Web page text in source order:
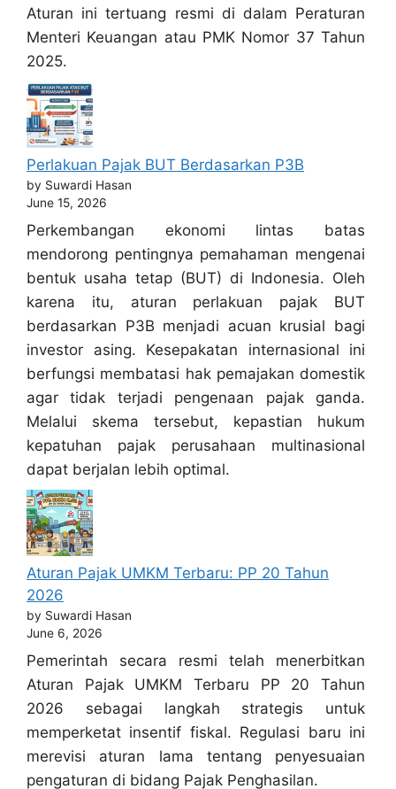
Aturan ini tertuang resmi di dalam Peraturan
Menteri Keuangan atau PMK Nomor 37 Tahun
2025.
Perlakuan Pajak BUT Berdasarkan P3B
by Suwardi Hasan
June 15, 2026
Perkembangan ekonomi lintas batas
mendorong pentingnya pemahaman mengenai
bentuk usaha tetap (BUT) di Indonesia. Oleh
karena itu, aturan perlakuan pajak BUT
berdasarkan P3B menjadi acuan krusial bagi
investor asing. Kesepakatan internasional ini
berfungsi membatasi hak pemajakan domestik
agar tidak terjadi pengenaan pajak ganda.
Melalui skema tersebut, kepastian hukum
kepatuhan pajak perusahaan multinasional
dapat berjalan lebih optimal.
Aturan Pajak UMKM Terbaru: PP 20 Tahun
2026
by Suwardi Hasan
June 6, 2026
Pemerintah secara resmi telah menerbitkan
Aturan Pajak UMKM Terbaru PP 20 Tahun
2026 sebagai langkah strategis untuk
memperketat insentif fiskal. Regulasi baru ini
merevisi aturan lama tentang penyesuaian
pengaturan di bidang Pajak Penghasilan.